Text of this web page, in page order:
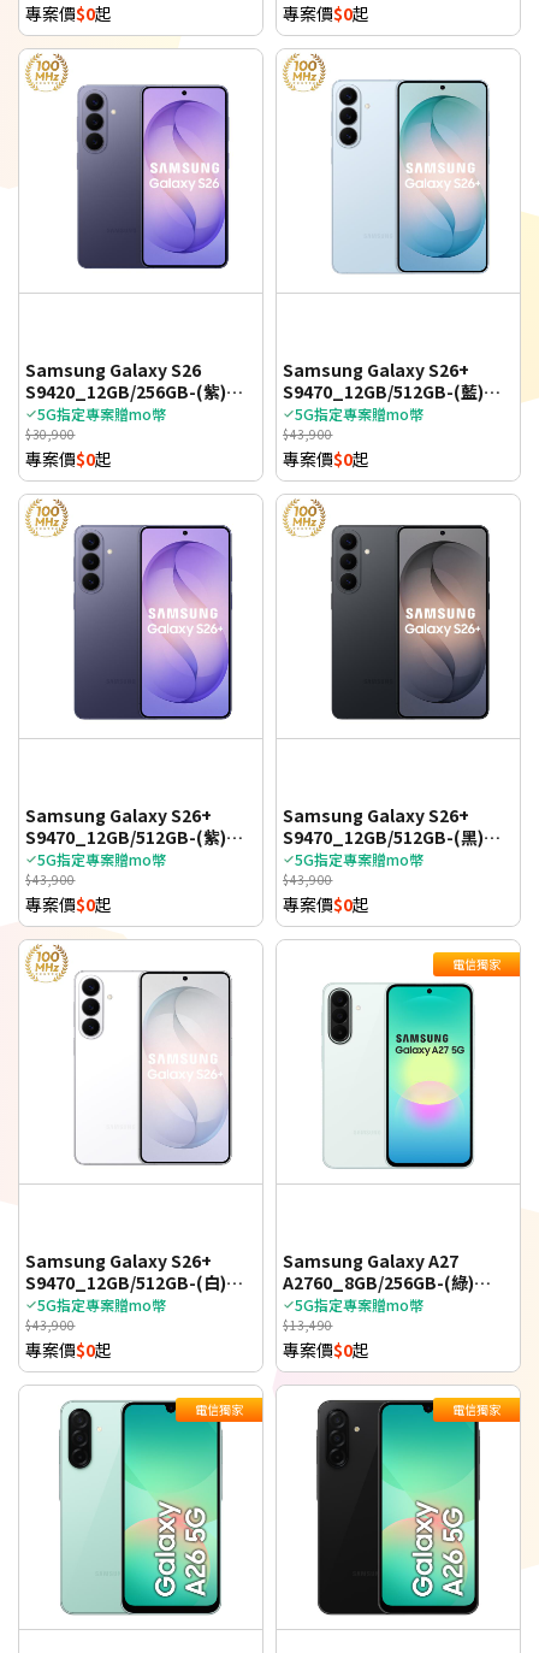
專案價$0起 專案價$0起
Samsung Galaxy S26
S9420_12GB/256GB-(紫)
(5G)
5G指定專案贈mo幣
$30,900
專案價$0起
Samsung Galaxy S26+
S9470_12GB/512GB-(藍)
(5G)
5G指定專案贈mo幣
$43,900
專案價$0起
Samsung Galaxy S26+
S9470_12GB/512GB-(紫)
(5G)
5G指定專案贈mo幣
$43,900
專案價$0起
Samsung Galaxy S26+
S9470_12GB/512GB-(黑)
(5G)
5G指定專案贈mo幣
$43,900
專案價$0起
Samsung Galaxy S26+
S9470_12GB/512GB-(白)
(5G)
5G指定專案贈mo幣
$43,900
專案價$0起
電信獨家
Samsung Galaxy A27
A2760_8GB/256GB-(綠)
(5G)_TWM
5G指定專案贈mo幣
$13,490
專案價$0起
電信獨家 電信獨家